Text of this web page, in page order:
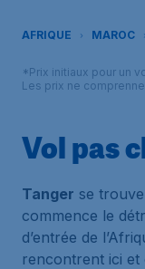
AFRIQUE MAROC
*Prix initiaux pour un
Les prix ne
Vol pas
Tanger se
commence le
d’entrée de
rencontrent ici et